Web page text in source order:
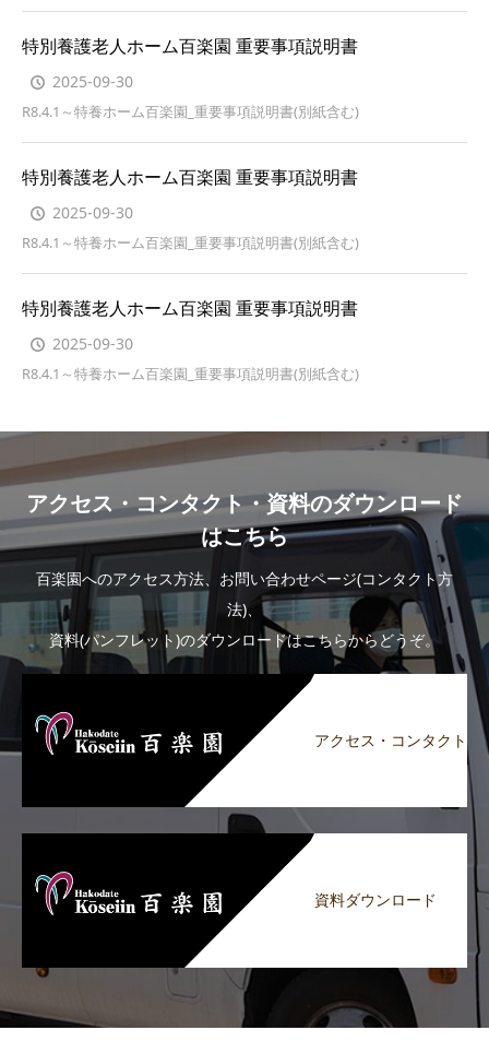
特別養護老人ホーム百楽園 重要事項説明書
2025-09-30
R8.4.1～特養ホーム百楽園_重要事項説明書(別紙含む)
特別養護老人ホーム百楽園 重要事項説明書
2025-09-30
R8.4.1～特養ホーム百楽園_重要事項説明書(別紙含む)
特別養護老人ホーム百楽園 重要事項説明書
2025-09-30
R8.4.1～特養ホーム百楽園_重要事項説明書(別紙含む)
アクセス・コンタクト・資料のダウンロード
はこちら
百楽園へのアクセス方法、お問い合わせページ(コンタクト方
法)、
資料(パンフレット)のダウンロードはこちらからどうぞ。
アクセス・コンタクト
資料ダウンロード